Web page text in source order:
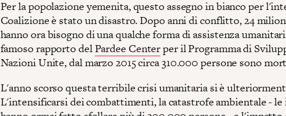
Per la popolazione yemenita, questo assegno in bianco per
Coalizione è stato un disastro. Dopo anni di conflitto, 24
hanno ora bisogno di una qualche forma di assistenza
famoso rapporto delPardee Centerper il Programma di
Nazioni Unite, dal marzo 2015 circa 310.000 persone sono
L'anno scorso questa terribile crisi umanitaria si è
L'intensificarsi dei combattimenti, la catastrofe ambientale -